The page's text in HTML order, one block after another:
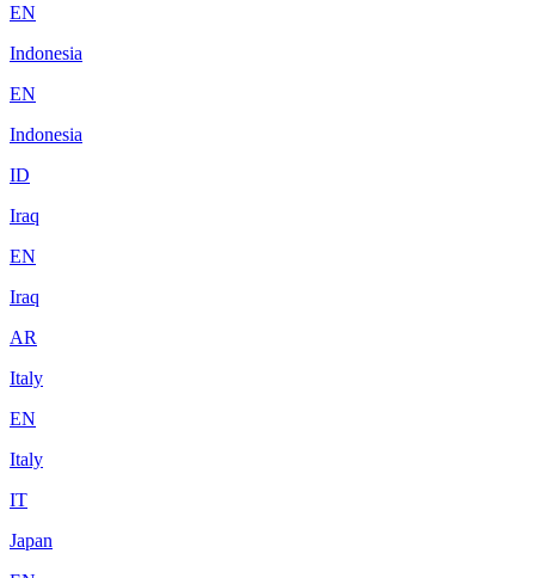
EN
Indonesia
EN
Indonesia
ID
Iraq
EN
Iraq
AR
Italy
EN
Italy
IT
Japan